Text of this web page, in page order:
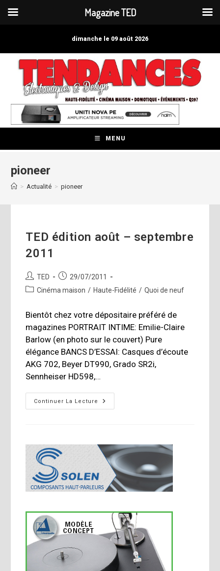
dimanche le 09 août 2026
MENU
pioneer
> Actualité > pioneer
TED édition août – septembre
2011
Auteur/autrice
de
TED
Publication
publiée :
29/07/2011
PostCinéma maison / Haute-Fidélité / Quoi de neuf
Bientôt chez votre dépositaire préféré de
magazines PORTRAIT INTIME: Emilie-Claire
Barlow (en photo sur le couvert) Pure
élégance BANCS D’ESSAI: Casques d’écoute
AKG 702, Beyer DT990, Grado SR2i,
Sennheiser HD598,…
Continuer La Lecture
TED
Édition
Magazine TED